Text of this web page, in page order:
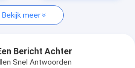
Bekijk meer
Bericht Achter
Snel Antwoorden